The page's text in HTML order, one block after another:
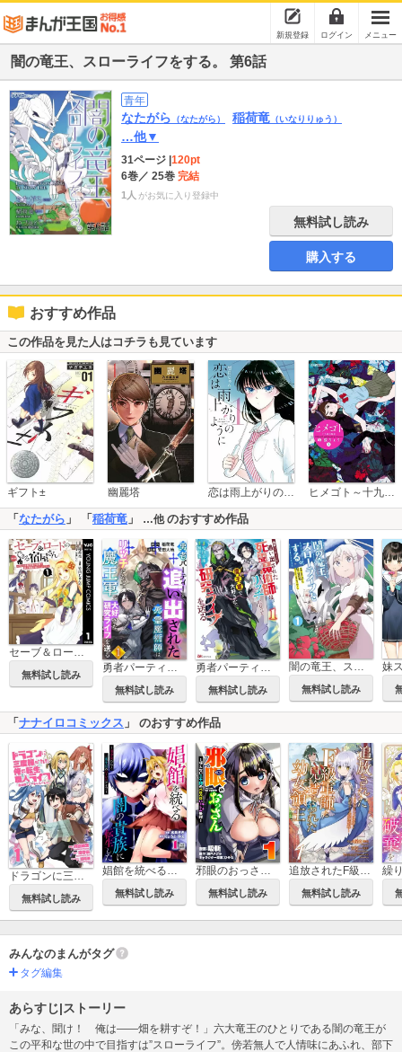
新規登録 ログイン メニュー
闇の竜王、スローライフをする。 第6話
青年
なたがら （なたがら） 稲荷竜 （いなりりゅう）
…他▼
31ページ 120pt
6巻／ 25巻 完結
1人 がお気に入り登録中
無料試し読み
購入する
おすすめ作品
この作品を見た人はコチラも見ています
ギフト± 幽麗塔 恋は雨上がりのように ヒメゴト～十九歳の制服～
「 なたがら 」 「 稲荷竜 」 …他のおすすめ作品
セーブ＆ロードのできる宿屋さん ～カンスト転生者が宿屋で新人育成を始めたようです～
無料試し読み
無料試し読み 無料試し読み
闇の竜王、スローライフをする。【特典付き】
無料試し読み
妹
「ナナイロコミックス 」 のおすすめ作品
無料試し読み
娼館を統べる闇の貴族に転生した～美少女たちと二重生活のハーレムライフ～
無料試し読み
邪眼のおっさん～冴えない三十路のペロペロハーレム無双～【単行本版】
無料試し読み
追放されたF級軍師と見捨てられた幼女領主～SSSランクの駒と攻略する辺境戦線～【単行本版】【特典付き】
無料試し読み
みんなのまんがタグ
タグ編集
あらすじ|ストーリー
「みな、聞け！ 俺は――畑を耕すぞ！」六大竜王のひとりである闇の竜王が
この平和な世の中で目指すは”スローライフ”。傍若無人で人情味にあふれ、部下